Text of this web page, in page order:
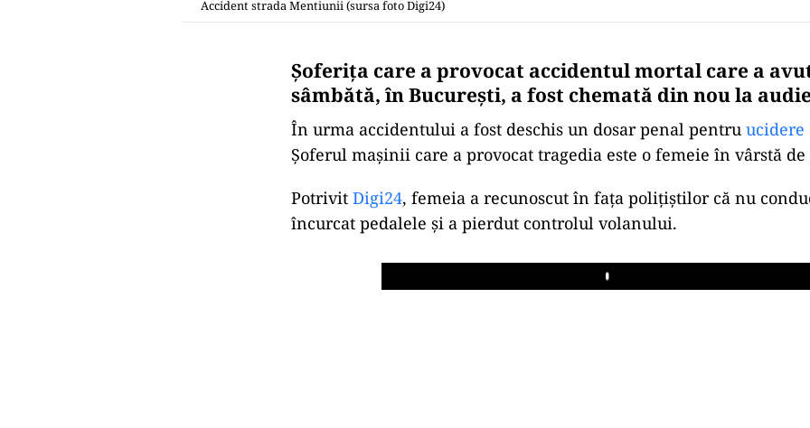
Accident strada Mentiunii (sursa foto Digi24)
Șoferița care a provocat accidentul mortal care a
sâmbătă, în București, a fost chemată din nou la
În urma accidentului a fost deschis un dosar penal pentru ucidere
Șoferul mașinii care a provocat tragedia este o femeie în vârstă de
Potrivit Digi24, femeia a recunoscut în fața polițiștilor că nu
încurcat pedalele și a pierdut controlul volanului.
Play